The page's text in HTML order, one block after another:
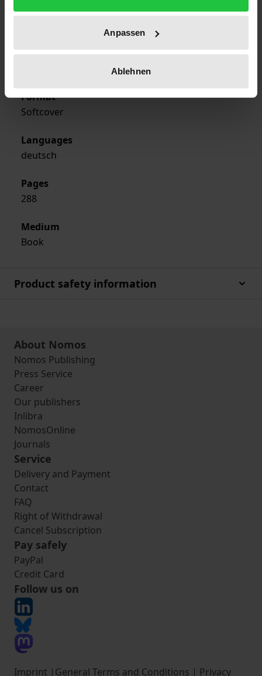
Anpassen
Ablehnen
Year of Publication
Publisher
Format
Softcover
Languages
deutsch
Pages
288
Medium
Book
Product safety information
About Nomos
Nomos Publishing
Press Service
Career
Our publishers
Inlibra
NomosOnline
Journals
Service
Delivery and Payment
Contact
FAQ
Right of Withdrawal
Cancel Subscription
Pay safely
PayPal
Credit Card
Follow us on
Imprint | General Terms and Conditions | Privacy